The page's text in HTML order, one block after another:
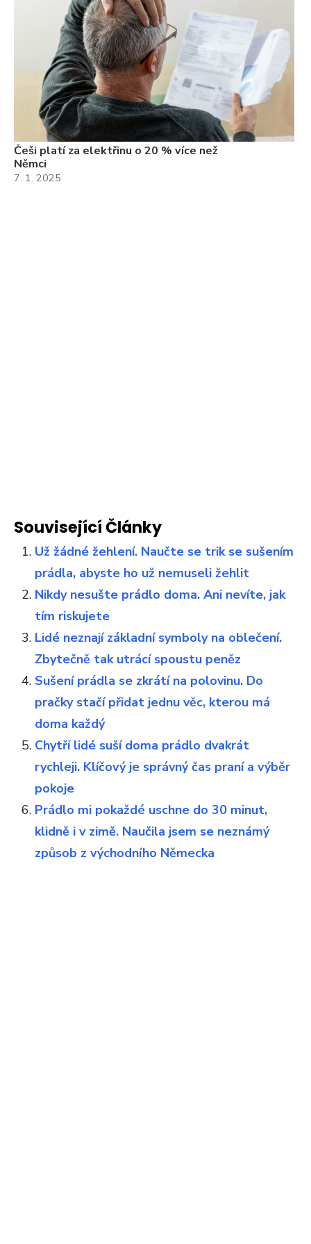
Češi platí za elektřinu o 20 % více než
Němci
7. 1. 2025
Související Články
Už žádné žehlení. Naučte se trik se sušením
prádla, abyste ho už nemuseli žehlit
Nikdy nesušte prádlo doma. Ani nevíte, jak
tím riskujete
Lidé neznají základní symboly na oblečení.
Zbytečně tak utrácí spoustu peněz
Sušení prádla se zkrátí na polovinu. Do
pračky stačí přidat jednu věc, kterou má
doma každý
Chytří lidé suší doma prádlo dvakrát
rychleji. Klíčový je správný čas praní a výběr
pokoje
Prádlo mi pokaždé uschne do 30 minut,
klidně i v zimě. Naučila jsem se neznámý
způsob z východního Německa